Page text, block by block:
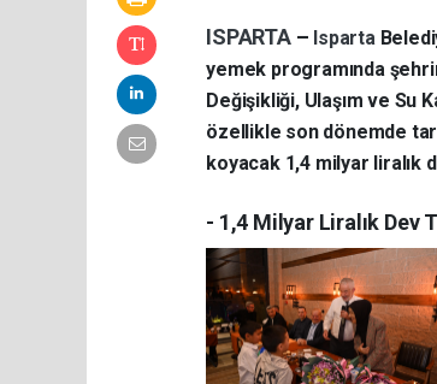
ISPARTA – Isparta
yemek programında
Değişikliği, Ulaşım ve Su
özellikle son dönemde
koyacak 1,4 milyar liralık
- 1,4 Milyar Liralık Dev